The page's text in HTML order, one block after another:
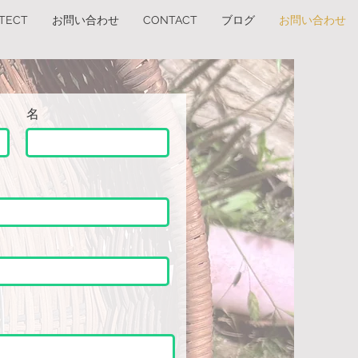
お問い合わせ CONTACT ブログ お問い合わせ
名